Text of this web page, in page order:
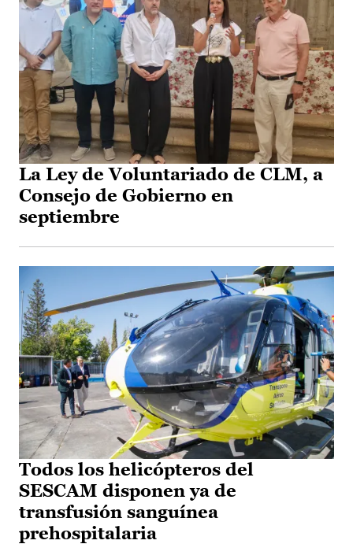
La Ley de Voluntariado de CLM, a
Consejo de Gobierno en
septiembre
Todos los helicópteros del
SESCAM disponen ya de
transfusión sanguínea
prehospitalaria